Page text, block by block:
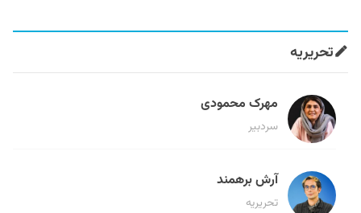
تحریریه
مهرک محمودی
سردبیر
آرش برهمند
تحریریه